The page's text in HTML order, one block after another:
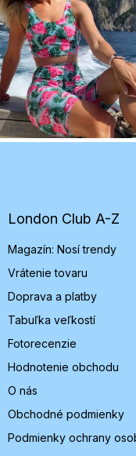
e
London Club A-Z
Magazín: Nosí trendy
Vrátenie tovaru
Doprava a platby
Tabuľka veľkostí
Fotorecenzie
Hodnotenie obchodu
O nás
Obchodné podmienky
Podmienky ochrany